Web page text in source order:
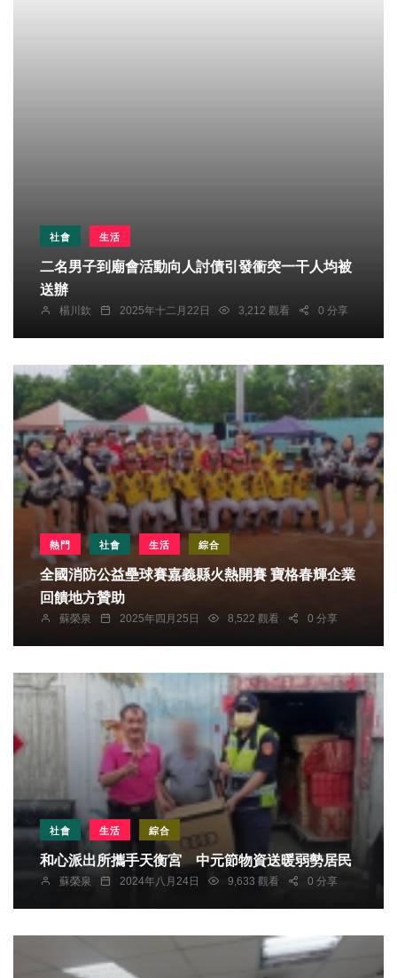
社會 生活
二名男子到廟會活動向人討債引發衝突一干人均被
送辦
楊川欽 2025年十二月22日 3,212 觀看 0 分享
熱門 社會 生活 綜合
全國消防公益壘球賽嘉義縣火熱開賽 寶格春輝企業
回饋地方贊助
蘇榮泉 2025年四月25日 8,522 觀看 0 分享
社會 生活 綜合
和心派出所攜手天衡宮 中元節物資送暖弱勢居民
蘇榮泉 2024年八月24日 9,633 觀看 0 分享